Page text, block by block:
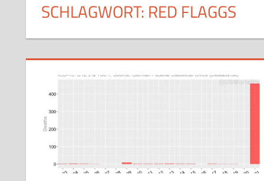
SCHLAGWORT: RED FLAGGS